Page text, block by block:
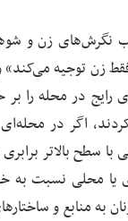
نگرش‌های زن و
زن توجیه
رایج در محله
اگر در
سطح بالاتر
محلی نسبت به
به منابع و